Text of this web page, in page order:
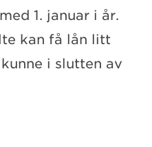
1. januar i år.
kan få lån litt
i slutten av